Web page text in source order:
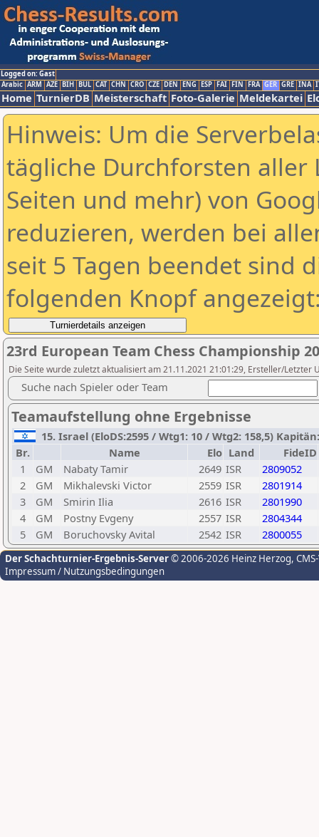
Logged on: Gast
Arabic ARM AZE BIH BUL CAT CHN CRO CZE DEN ENG ESP FAI FIN FRA GER GRE INA
Home TurnierDB Meisterschaft Foto-Galerie Meldekartei
Hinweis: Um die
tägliche Durchforsten aller
Seiten und mehr) von
reduzieren, werden bei
seit 5 Tagen beendet sind
folgenden Knopf
23rd European Team Chess Championship
Die Seite wurde zuletzt aktualisiert am 21.11.2021 21:01:29, Ersteller/Letzter
Suche nach Spieler oder Team
Teamaufstellung ohne Ergebnisse
15. Israel (EloDS:2595 / Wtg1: 10 / Wtg2: 158,5)
Br.
Name Elo Land
FideID
1
GM Nabaty Tamir 2649 ISR
2809052
2
GM Mikhalevski Victor 2559 ISR
2801914
3
GM Smirin Ilia 2616 ISR
2801990
4
GM Postny Evgeny 2557 ISR
2804344
5
GM Boruchovsky Avital 2542 ISR 2800055
Der Schachturnier-Ergebnis-Server© 2006-2026 Heinz Herzog,
Impressum / Nutzungsbedingungen